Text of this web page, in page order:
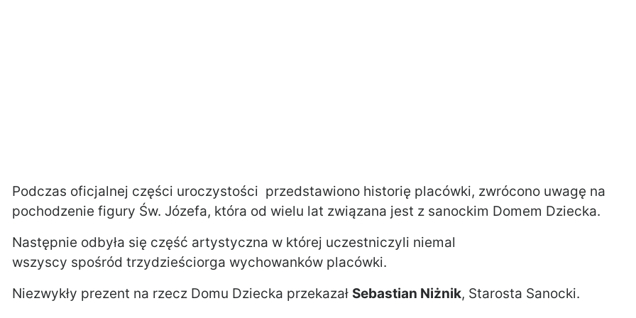
Podczas oficjalnej części uroczystości przedstawiono historię placówki, zwrócono uwagę na
pochodzenie figury Św. Józefa, która od wielu lat związana jest z sanockim Domem Dziecka.
Następnie odbyła się część artystyczna w której uczestniczyli niemal
wszyscy spośród trzydzieściorga wychowanków placówki.
Niezwykły prezent na rzecz Domu Dziecka przekazał Sebastian Niżnik, Starosta Sanocki.